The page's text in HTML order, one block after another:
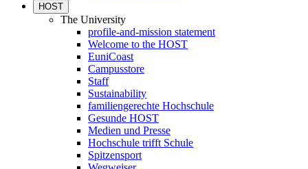
HOST
The University
profile-and-mission statement
Welcome to the HOST
EuniCoast
Campusstore
Staff
Sustainability
familiengerechte Hochschule
Gesunde HOST
Medien und Presse
Hochschule trifft Schule
Spitzensport